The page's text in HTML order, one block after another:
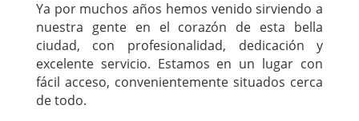
Ya por muchos años hemos venido sirviendo a
nuestra gente en el corazón de esta bella
ciudad, con profesionalidad, dedicación y
excelente servicio. Estamos en un lugar con
fácil acceso, convenientemente situados cerca
de todo.